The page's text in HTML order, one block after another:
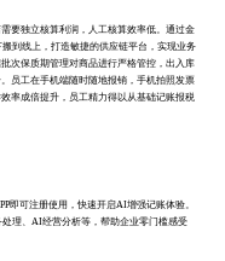
要独立核算利润，人工核算效率低。通过金
到线上，打造敏捷的供应链平台，实现业务
次保质期管理对商品进行严格管控，出入库
员工在手机端随时随地报销，手机拍照发票
率成倍提升，员工精力得以从基础记账报税
即可注册使用，快速开启AI增强记账体验。
理、AI经营分析等，帮助企业零门槛感受